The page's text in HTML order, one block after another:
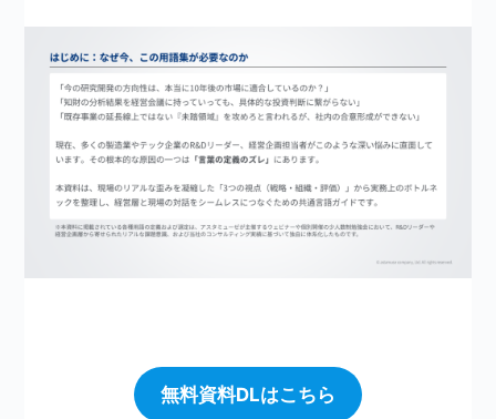
無料資料DLはこちら